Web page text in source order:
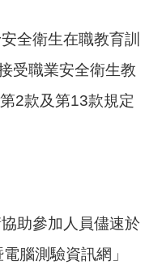
全衛生在職教育訓
受職業安全衛生教
2款及第13款規定
助參加人員儘速於
腦測驗資訊網」